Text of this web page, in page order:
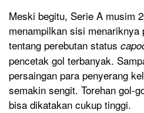
Meski begitu, Serie A musim
menampilkan sisi menariknya
tentang perebutan status
pencetak gol terbanyak.
persaingan para penyerang
semakin sengit. Torehan gol-
bisa dikatakan cukup tinggi.